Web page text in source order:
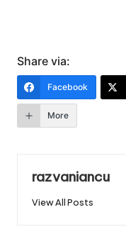
Share via:
Facebook
More
razvaniancu
View All Posts